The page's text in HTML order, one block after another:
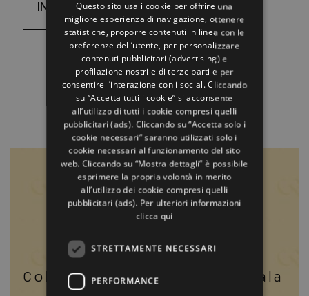
INVIA LA TUA RICHIESTA
OSPITI CHE PARLANO DI NOI:
Colazione favolosa in una sala
ENGLISH
GERMAN
FRENCH
RUSSIAN
Questo sito usa i cookie per offrire una
migliore esperienza di navigazione, ottenere
statistiche, proporre contenuti in linea con le
preferenze dell’utente, per personalizzare
contenuti pubblicitari (advertising) e
profilazione nostri e di terze parti e per
consentire l’interazione con i social. Cliccando
su “Accetta tutti i cookie” si acconsente
all’utilizzo di tutti i cookie compresi quelli
pubblicitari (ads). Cliccando su “Accetta solo i
cookie necessari” saranno utilizzati solo i
cookie necessari al funzionamento del sito
web. Cliccando su “Mostra dettagli” è possibile
esprimere la propria volontà in merito
all’utilizzo dei cookie compresi quelli
pubblicitari (ads). Per ulteriori informazioni
clicca qui
STRETTAMENTE NECESSARI
PERFORMANCE